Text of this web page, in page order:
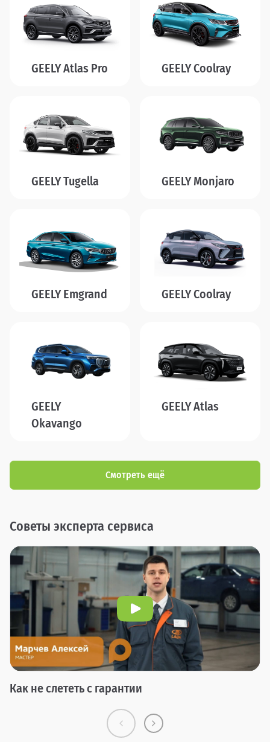
GEELY Atlas Pro GEELY Coolray
GEELY Tugella GEELY Monjaro
GEELY Emgrand GEELY Coolray
GEELY
Okavango
GEELY Atlas
Смотреть ещё
Советы эксперта сервиса
Как не слететь с гарантии